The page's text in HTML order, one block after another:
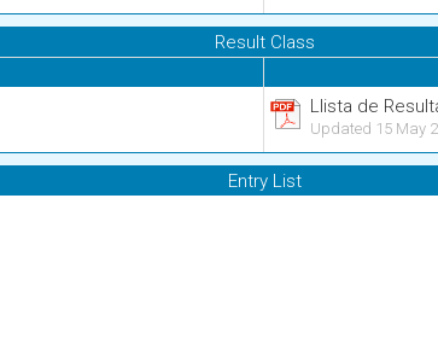
Result Class
Llista de
Updated 15 May
Entry List